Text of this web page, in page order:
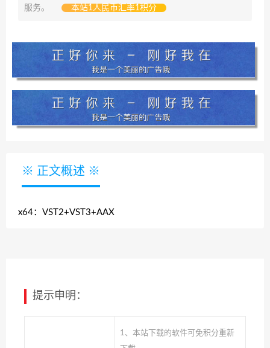
服务。
本站1人民币汇率1积分
※ 正文概述 ※
x64：VST2+VST3+AAX
提示申明：
1、本站下载的软件可免积分重新